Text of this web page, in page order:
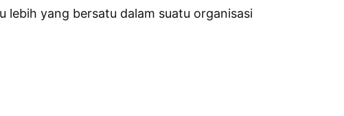
yang bersatu dalam suatu organisasi